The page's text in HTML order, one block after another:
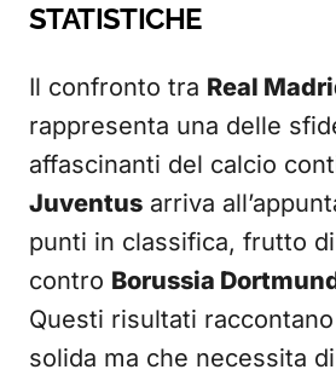
STATISTICHE
Il confronto tra Real
rappresenta una delle
affascinanti del calcio
Juventus arriva
punti in classifica, frutto
contro Borussia
Questi risultati
solida ma che necessita